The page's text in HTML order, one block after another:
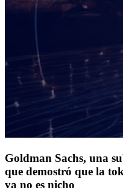
Goldman Sachs, una
que demostró que la
ya no es nicho